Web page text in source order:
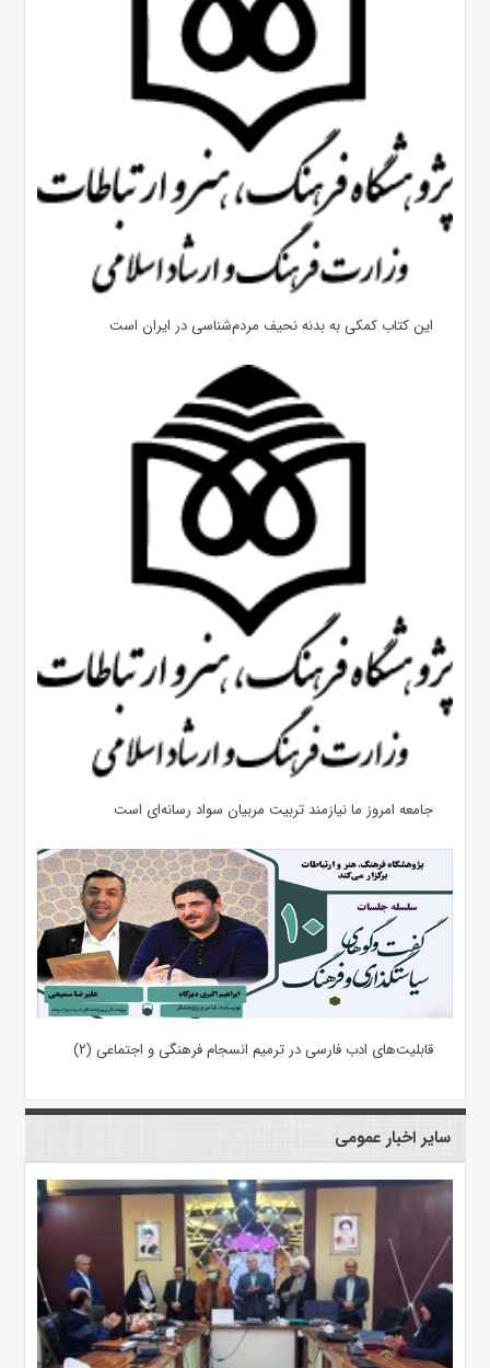
این کتاب کمکی به بدنه نحیف مردم‌شناسی در ایران است
جامعه امروز ما نیازمند تربیت مربیان سواد رسانه‌ای است
قابلیت‌های ادب فارسی در ترمیم انسجام فرهنگی و اجتماعی (۲)
سایر اخبار عمومی